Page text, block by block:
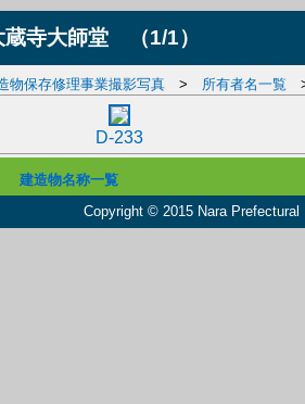
蔵寺大師堂 （1/1）
物保存修理事業撮影写真 > 所有者名一覧
D-233
建造物名称一覧
Copyright © 2015 Nara